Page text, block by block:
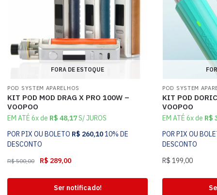
FORA DE ESTOQUE
POD SYSTEM APARELHOS
KIT POD MOD DRAG X PRO 100W –
VOOPOO
EM ATÉ 6x de R$ 48,17S/ JUROS
POR PIX OU BOLETO R$ 260,1010% DE
DESCONTO
R$500,00 R$ 289,00
Ser notificado!
POD SYSTEM
KIT POD
VOOPOO
EM ATÉ 6x de R$
POR PIX OU
DESCONTO
R$ 199,00